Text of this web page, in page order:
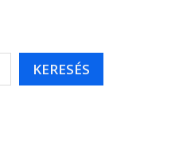
KERESÉS